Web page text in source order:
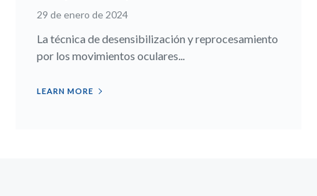
29 de enero de 2024
La técnica de desensibilización y reprocesamiento
por los movimientos oculares...
LEARN MORE